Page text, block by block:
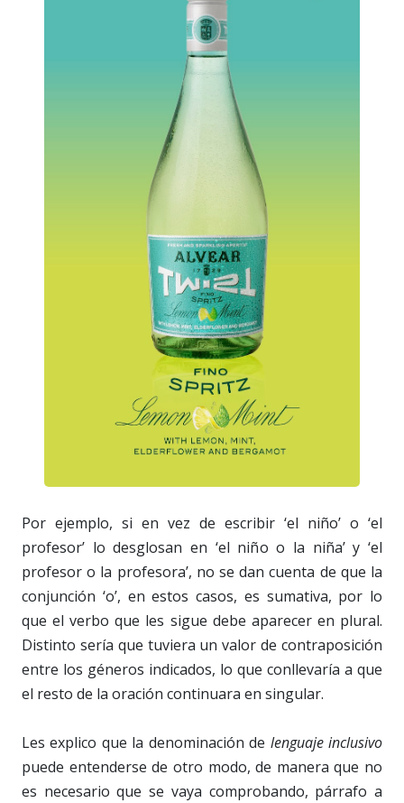
Por ejemplo, si en vez de escribir ‘el niño’ o ‘el
profesor’ lo desglosan en ‘el niño o la niña’ y ‘el
profesor o la profesora’, no se dan cuenta de que la
conjunción ‘o’, en estos casos, es sumativa, por lo
que el verbo que les sigue debe aparecer en plural.
Distinto sería que tuviera un valor de contraposición
entre los géneros indicados, lo que conllevaría a que
el resto de la oración continuara en singular.
Les explico que la denominación de lenguaje inclusivo
puede entenderse de otro modo, de manera que no
es necesario que se vaya comprobando, párrafo a